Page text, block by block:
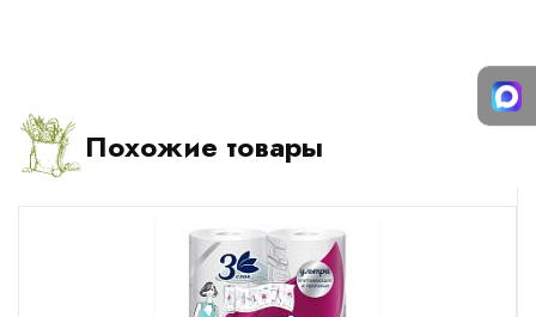
Похожие товары